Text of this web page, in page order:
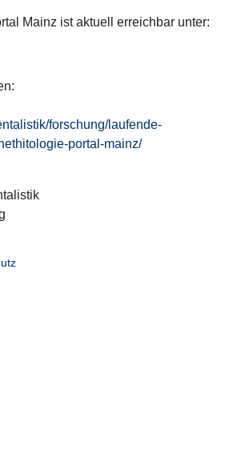
Mainz ist aktuell erreichbar unter:
forschung/laufende-
portal-mainz/